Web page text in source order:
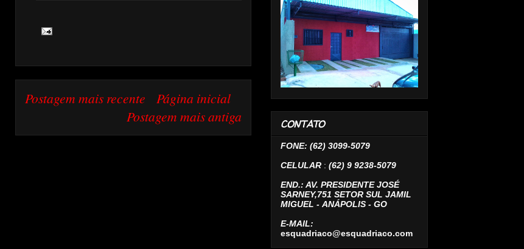
Postagem mais recente
Postagem mais antiga
Página inicial
CONTATO
FONE: (62) 3099-5079
CELULAR : (62) 9 9238-5079
END.: AV. PRESIDENTE JOSÉ
SARNEY,751 SETOR SUL JAMIL
MIGUEL - ANÁPOLIS - GO
E-MAIL:
esquadriaco@esquadriaco.com